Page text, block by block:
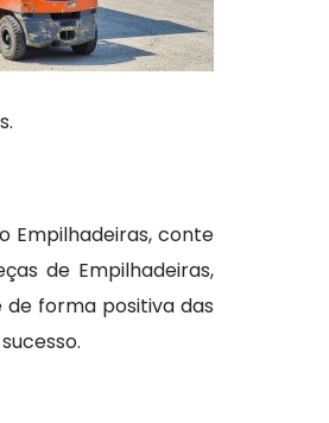
Empilhadeiras, conte
de Empilhadeiras,
de forma positiva das